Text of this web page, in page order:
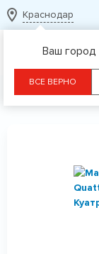
Краснодар
Ваш город
ВСЕ ВЕРНО